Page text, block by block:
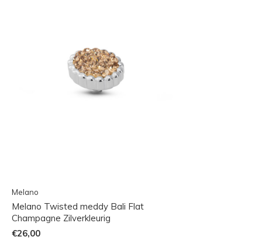
Melano
Melano Twisted meddy Bali Flat
Champagne Zilverkleurig
€26,00